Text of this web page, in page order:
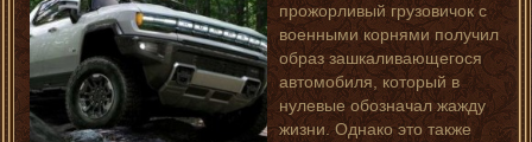
прожорливый грузовичок с
военными корнями получил
образ зашкаливающегося
автомобиля, который в
нулевые обозначал жажду
жизни. Однако это также